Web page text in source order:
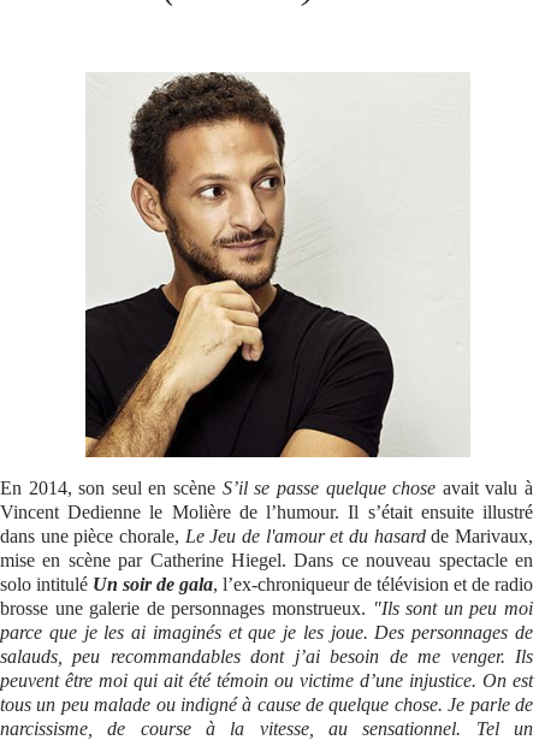
Se connecter
En 2014, son seul en scène S’il se passe quelque chose avait valu à
Vincent Dedienne le Molière de l’humour. Il s’était ensuite illustré
dans une pièce chorale, Le Jeu de l'amour et du hasardde Marivaux,
mise en scène par Catherine Hiegel. Dans ce nouveau spectacle en
solo intitulé Un soir de gala, l’ex-chroniqueur de télévision et de radio
brosse une galerie de personnages monstrueux. "Ils sont un peu moi
parce que je les ai imaginés et que je les joue. Des personnages de
salauds, peu recommandables dont j’ai besoin de me venger. Ils
peuvent être moi qui ait été témoin ou victime d’une injustice. On est
tous un peu malade ou indigné à cause de quelque chose. Je parle de
narcissisme, de course à la vitesse, au sensationnel. Tel un